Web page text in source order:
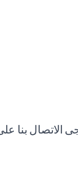
الاتصال بنا